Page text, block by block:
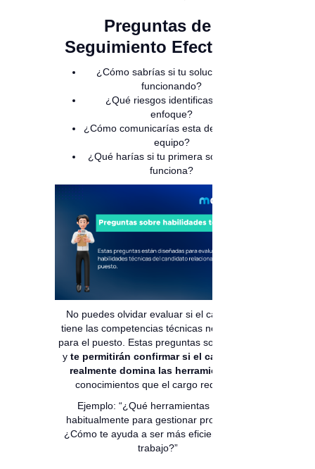
Preguntas de
Seguimiento Efectivas:
¿Cómo sabrías si tu solución está
funcionando?
¿Qué riesgos identificas en tu
enfoque?
¿Cómo comunicarías esta decisión a tu
equipo?
¿Qué harías si tu primera solución no
funciona?
No puedes olvidar evaluar si el candidato
tiene las competencias técnicas necesarias
para el puesto. Estas preguntas son directas
y te permitirán confirmar si el candidato
realmente domina las herramientas
conocimientos que el cargo requiere.
Ejemplo: “¿Qué herramientas utiliza
habitualmente para gestionar proyectos?
¿Cómo te ayuda a ser más eficiente en tu
trabajo?”